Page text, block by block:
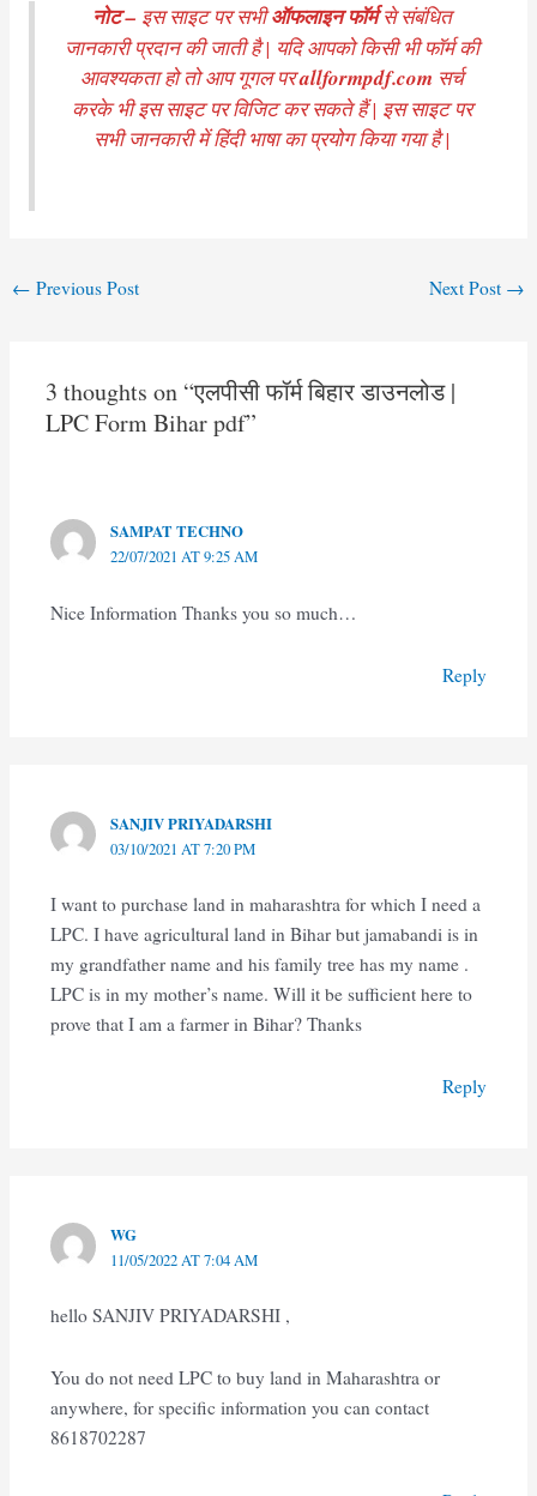
नोट – इस साइट पर सभीऑफलाइन फॉर्मसे संबंधित
जानकारी प्रदान की जाती है | यदि आपको किसी भी फॉर्म की
आवश्यकता हो तो आप गूगल परallformpdf.com सर्च
करके भी इस साइट पर विजिट कर सकते हैं | इस साइट पर
सभी जानकारी में हिंदी भाषा का प्रयोग किया गया है |
Post
← Previous Post Next Post →
3 thoughts on “एलपीसी फॉर्म बिहार डाउनलोड |
LPC Form Bihar pdf”
SAMPAT TECHNO
22/07/2021 AT 9:25 AM
Nice Information Thanks you so much…
Reply
SANJIV PRIYADARSHI
03/10/2021 AT 7:20 PM
I want to purchase land in maharashtra for which I need a
LPC. I have agricultural land in Bihar but jamabandi is in
my grandfather name and his family tree has my name .
LPC is in my mother’s name. Will it be sufficient here to
prove that I am a farmer in Bihar? Thanks
Reply
WG
11/05/2022 AT 7:04 AM
hello SANJIV PRIYADARSHI ,
You do not need LPC to buy land in Maharashtra or
anywhere, for specific information you can contact
8618702287